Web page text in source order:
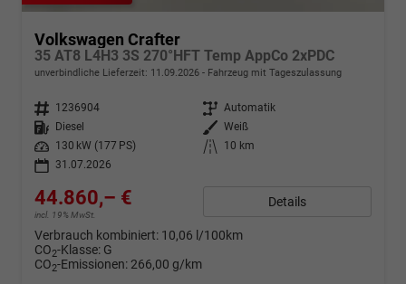
Volkswagen Crafter
35 AT8 L4H3 3S 270°HFT Temp AppCo 2xPDC
unverbindliche Lieferzeit: 11.09.2026 Fahrzeug mit Tageszulassung
Fahrzeugnr. 1236904 Getriebe Automatik
Kraftstoff
Diesel Außenfarbe Weiß
Leistung
130 kW (177 PS) Kilometerstand
10 km
31.07.2026
44.860,– €
incl. 19% MwSt.
Details
Verbrauch kombiniert: 10,06 l/100km
CO2-Klasse: G
CO2-Emissionen: 266,00 g/km